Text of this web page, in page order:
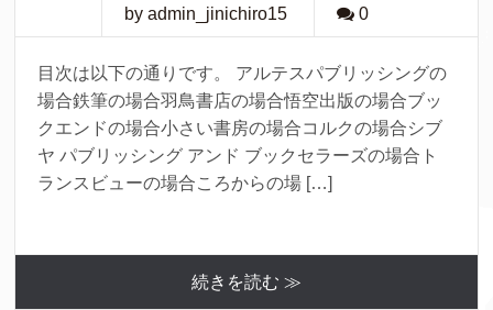
by admin_jinichiro15 0
目次は以下の通りです。 アルテスパブリッシングの
場合鉄筆の場合羽鳥書店の場合悟空出版の場合ブッ
クエンドの場合小さい書房の場合コルクの場合シブ
ヤ パブリッシング アンド ブックセラーズの場合ト
ランスビューの場合ころからの場 […]
続きを読む ≫